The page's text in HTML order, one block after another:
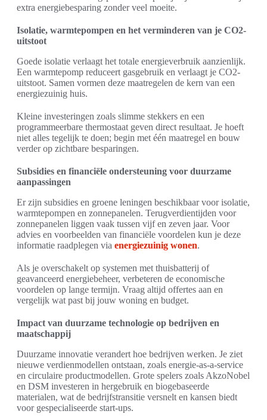
extra energiebesparing zonder veel moeite.
Isolatie, warmtepompen en het verminderen van je CO2-
uitstoot
Goede isolatie verlaagt het totale energieverbruik aanzienlijk.
Een warmtepomp reduceert gasgebruik en verlaagt je CO2-
uitstoot. Samen vormen deze maatregelen de kern van een
energiezuinig huis.
Kleine investeringen zoals slimme stekkers en een
programmeerbare thermostaat geven direct resultaat. Je hoeft
niet alles tegelijk te doen; begin met één maatregel en bouw
verder op zichtbare besparingen.
Subsidies en financiële ondersteuning voor duurzame
aanpassingen
Er zijn subsidies en groene leningen beschikbaar voor isolatie,
warmtepompen en zonnepanelen. Terugverdientijden voor
zonnepanelen liggen vaak tussen vijf en zeven jaar. Voor
advies en voorbeelden van financiële voordelen kun je deze
informatie raadplegen via energiezuinig wonen.
Als je overschakelt op systemen met thuisbatterij of
geavanceerd energiebeheer, verbeteren de economische
voordelen op lange termijn. Vraag altijd offertes aan en
vergelijk wat past bij jouw woning en budget.
Impact van duurzame technologie op bedrijven en
maatschappij
Duurzame innovatie verandert hoe bedrijven werken. Je ziet
nieuwe verdienmodellen ontstaan, zoals energie-as-a-service
en circulaire productmodellen. Grote spelers zoals AkzoNobel
en DSM investeren in hergebruik en biogebaseerde
materialen, wat de bedrijfstransitie versnelt en kansen biedt
voor gespecialiseerde start-ups.